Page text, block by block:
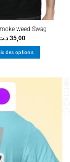
weed Swag
35,00
des options
a
Les
options
choisies